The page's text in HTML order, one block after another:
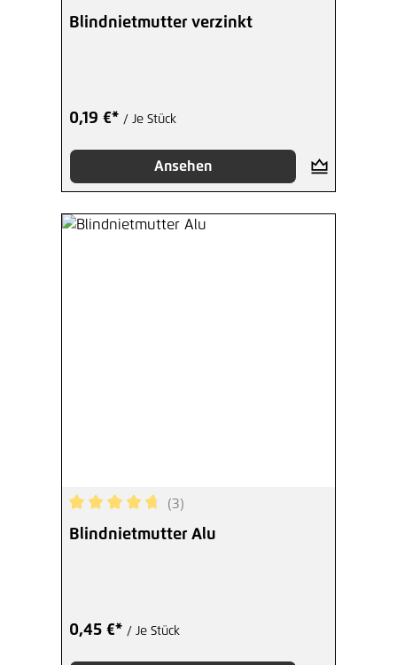
Durchschnittliche Bewertung von 5 von 5
Blindnietmutter verzinkt
0,19 €* / Je Stück
Ansehen
Durchschnittliche Bewertung von 4.67 von 5
(3)
Blindnietmutter Alu
0,45 €* / Je Stück